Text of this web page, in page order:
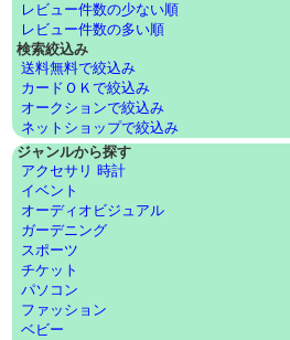
レビュー件数の少ない順
レビュー件数の多い順
検索絞込み
送料無料で絞込み
カードＯＫで絞込み
オークションで絞込み
ネットショップで絞込み
ジャンルから探す
アクセサリ 時計
イベント
オーディオビジュアル
ガーデニング
スポーツ
チケット
パソコン
ファッション
ベビー